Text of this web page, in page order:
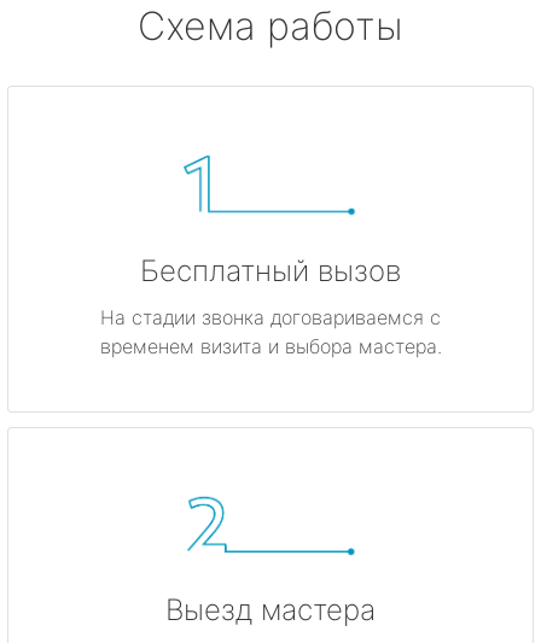
Схема работы
Бесплатный вызов
На стадии звонка договариваемся с
временем визита и выбора мастера.
Выезд мастера